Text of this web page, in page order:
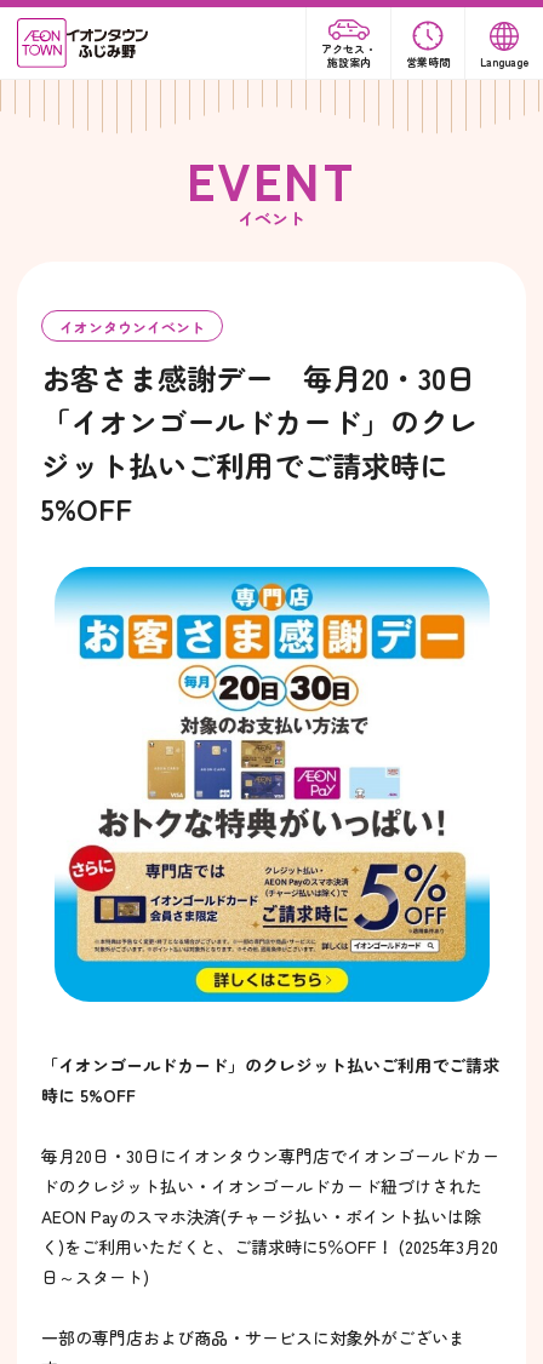
アクセス・
施設案内
営業時間 Language
EVENT
イベント
イオンタウンイベント
お客さま感謝デー 毎月20・30日
「イオンゴールドカード」のクレ
ジット払いご利用でご請求時に
5%OFF
「イオンゴールドカード」のクレジット払いご利用でご請求
時に 5%OFF
毎月20日・30日にイオンタウン専門店でイオンゴールドカー
ドのクレジット払い・イオンゴールドカード紐づけされた
AEON Payのスマホ決済(チャージ払い・ポイント払いは除
く)をご利用いただくと、ご請求時に5％OFF！ (2025年3月20
日～スタート)
一部の専門店および商品・サービスに対象外がございま